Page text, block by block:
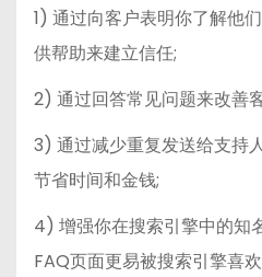
1) 通过向客户表明你了解他
供帮助来建立信任;
2) 通过回答常见问题来改善
3) 通过减少重复发送给支持
节省时间和金钱;
4) 增强你在搜索引擎中的知
FAQ页面更易被搜索引擎喜